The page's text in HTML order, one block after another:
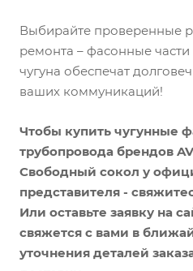
Выбирайте проверенные
ремонта – фасонные
чугуна обеспечат
ваших коммуникаций!
Чтобы купить чугунные
трубопровода брендов
Свободный сокол у
представителя -
Или оставьте заявку на
свяжется с вами в
уточнения деталей